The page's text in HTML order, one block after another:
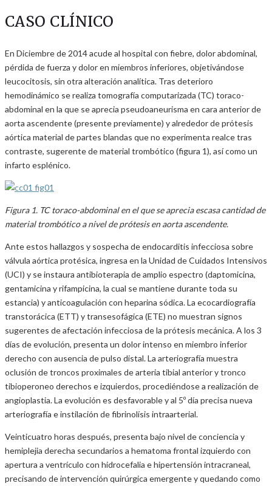
CASO CLÍNICO
En Diciembre de 2014 acude al hospital con fiebre, dolor abdominal,
pérdida de fuerza y dolor en miembros inferiores, objetivándose
leucocitosis, sin otra alteración analítica. Tras deterioro
hemodinámico se realiza tomografía computarizada (TC) toraco-
abdominal en la que se aprecia pseudoaneurisma en cara anterior de
aorta ascendente (presente previamente) y alrededor de prótesis
aórtica material de partes blandas que no experimenta realce tras
contraste, sugerente de material trombótico (figura 1), así como un
infarto esplénico.
Figura 1. TC toraco-abdominal en el que se aprecia escasa cantidad de
material trombótico a nivel de prótesis en aorta ascendente.
Ante estos hallazgos y sospecha de endocarditis infecciosa sobre
válvula aórtica protésica, ingresa en la Unidad de Cuidados Intensivos
(UCI) y se instaura antibioterapia de amplio espectro (daptomicina,
gentamicina y rifampicina, la cual se mantiene durante toda su
estancia) y anticoagulación con heparina sódica. La ecocardiografía
transtorácica (ETT) y transesofágica (ETE) no muestran signos
sugerentes de afectación infecciosa de la prótesis mecánica. A los 3
días de evolución, presenta un dolor intenso en miembro inferior
derecho con ausencia de pulso distal. La arteriografía muestra
oclusión de troncos proximales de arteria tibial anterior y tronco
tibioperoneo derechos e izquierdos, procediéndose a realización de
angioplastia. La evolución es desfavorable y al 5º día precisa nueva
arteriografía e instilación de fibrinolísis intraarterial.
Veinticuatro horas después, presenta bajo nivel de conciencia y
hemiplejia derecha secundarios a hematoma frontal izquierdo con
apertura a ventrículo con hidrocefalia e hipertensión intracraneal,
precisando de intervención quirúrgica emergente y quedando como